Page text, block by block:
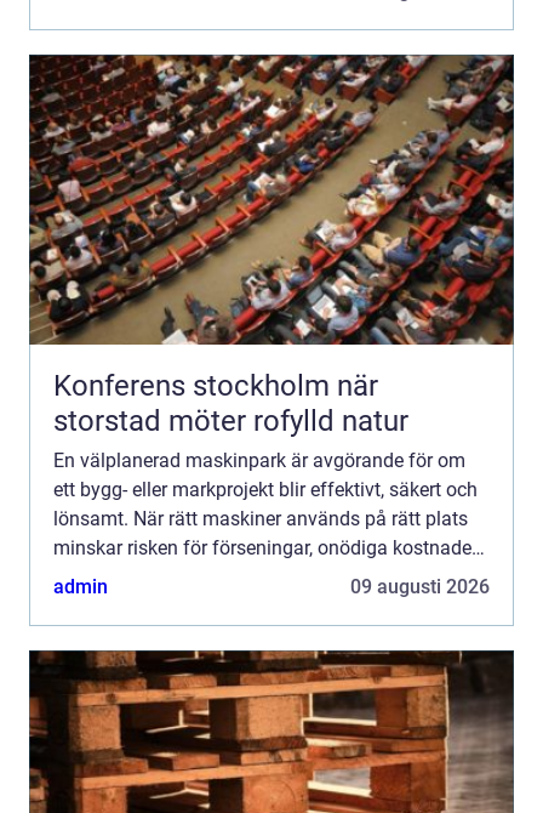
Konferens stockholm när
storstad möter rofylld natur
En välplanerad maskinpark är avgörande för om
ett bygg- eller markprojekt blir effektivt, säkert och
lönsamt. När rätt maskiner används på rätt plats
minskar risken för förseningar, onödiga kostnader
och kvalitetsbrister. För både privatpersoner och ...
admin 09 augusti 2026